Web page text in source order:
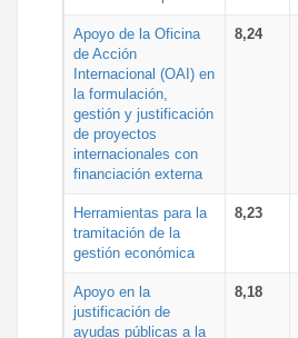
Apoyo de la Oficina
de Acción
Internacional (OAI) en
la formulación,
gestión y justificación
de proyectos
internacionales con
financiación externa
8,24
Herramientas para la
tramitación de la
gestión económica
8,23
Apoyo en la
justificación de
ayudas públicas a la
8,18